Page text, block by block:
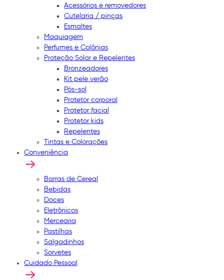
Acessórios e removedores
Cutelaria / pinças
Esmaltes
Maquiagem
Perfumes e Colônias
Proteção Solar e Repelentes
Bronzeadores
Kit pele verão
Pós-sol
Protetor corporal
Protetor facial
Protetor kids
Repelentes
Tintas e Colorações
Conveniência
Barras de Cereal
Bebidas
Doces
Eletrônicos
Mercearia
Pastilhas
Salgadinhos
Sorvetes
Cuidado Pessoal